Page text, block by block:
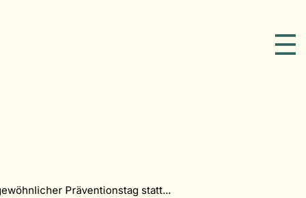
Präventionstag statt...